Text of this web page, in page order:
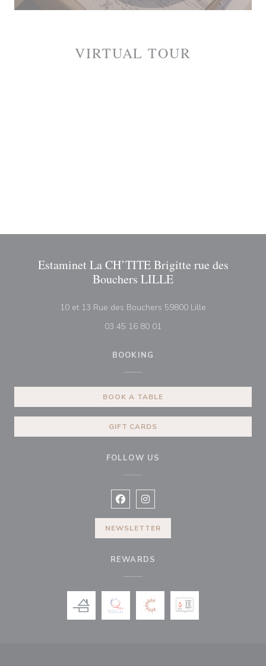
VIRTUAL TOUR
Estaminet La CH’TITE Brigitte rue des
Bouchers LILLE
10 et 13 Rue des Bouchers 59800 Lille
03 45 16 80 01
BOOKING
BOOK A TABLE
GIFT CARDS
FOLLOW US
Facebook ((opens in a new
Instagram ((opens in a new
NEWSLETTER
REWARDS